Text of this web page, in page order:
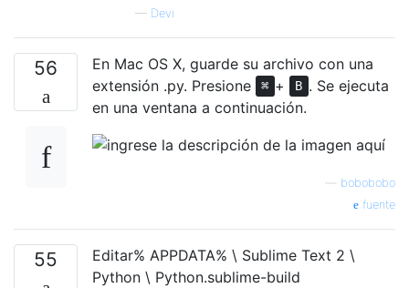
— Devi
56
En Mac OS X, guarde su archivo con una
extensión .py. Presione
⌘ + B . Se ejecuta
en una ventana a continuación.
bobobobo
fuente
55
Editar% APPDATA% \ Sublime Text 2 \
Python \ Python.sublime-build